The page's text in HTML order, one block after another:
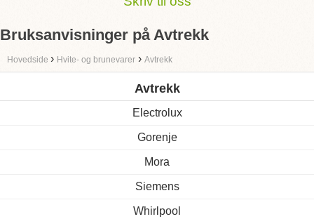
Bruksanvisninger på Avtrekk
Hovedside › Hvite- og brunevarer › Avtrekk
Avtrekk
Electrolux
Gorenje
Mora
Siemens
Whirlpool